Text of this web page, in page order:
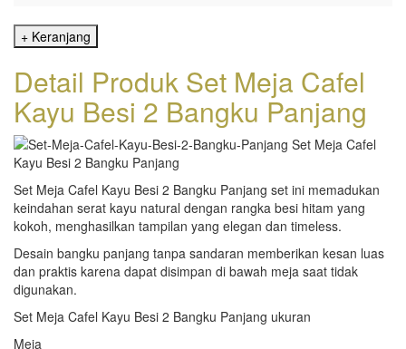
Detail Produk Set Meja Cafel
Kayu Besi 2 Bangku Panjang
Set Meja Cafel Kayu Besi 2 Bangku Panjang set ini memadukan
keindahan serat kayu natural dengan rangka besi hitam yang
kokoh, menghasilkan tampilan yang elegan dan timeless.
Desain bangku panjang tanpa sandaran memberikan kesan luas
dan praktis karena dapat disimpan di bawah meja saat tidak
digunakan.
Set Meja Cafel Kayu Besi 2 Bangku Panjang ukuran
Meja